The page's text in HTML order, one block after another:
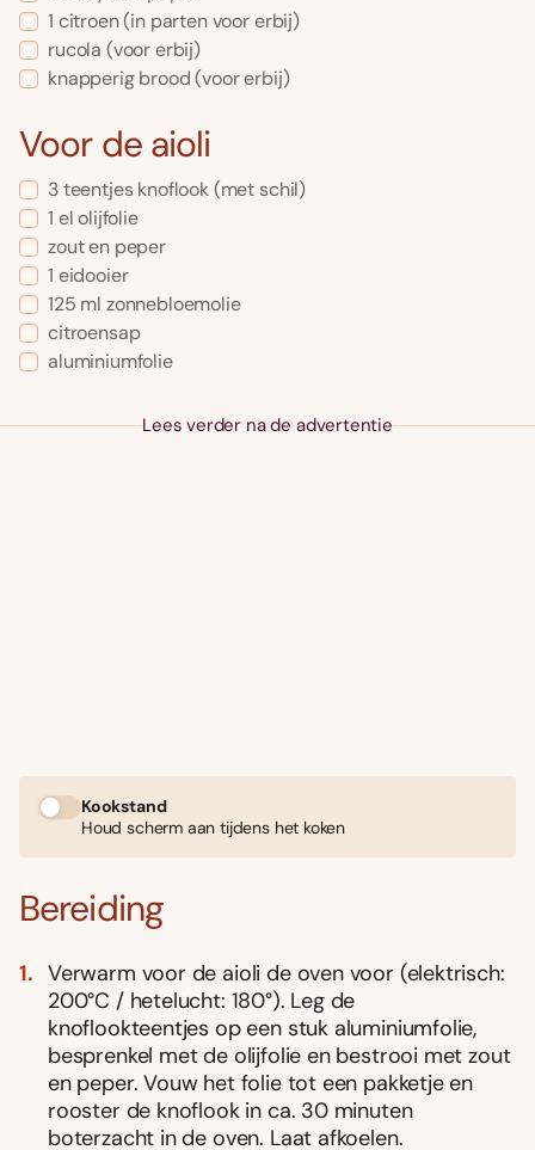
1 citroen (in parten voor erbij)
rucola (voor erbij)
knapperig brood (voor erbij)
Voor de aioli
3 teentjes knoflook (met schil)
1 el olijfolie
zout en peper
1 eidooier
125 ml zonnebloemolie
citroensap
aluminiumfolie
Lees verder na de advertentie
Kookstand
Houd scherm aan tijdens het koken
Bereiding
Verwarm voor de aioli de oven voor (elektrisch:
200°C / hetelucht: 180°). Leg de
knoflookteentjes op een stuk aluminiumfolie,
besprenkel met de olijfolie en bestrooi met zout
en peper. Vouw het folie tot een pakketje en
rooster de knoflook in ca. 30 minuten
boterzacht in de oven. Laat afkoelen.